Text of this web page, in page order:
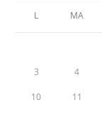
L MA
3 4
10 11